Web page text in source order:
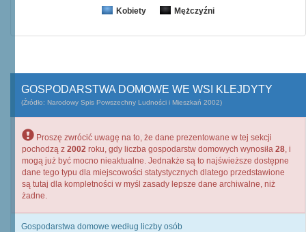
Kobiety Mężczyźni
GOSPODARSTWA DOMOWE WE WSI KLEJDYTY
(Źródło: Narodowy Spis Powszechny Ludności i Mieszkań 2002)
Proszę zwrócić uwagę na to, że dane prezentowane w tej sekcji
pochodzą z 2002 roku, gdy liczba gospodarstw domowych wynosiła 28, i
mogą już być mocno nieaktualne. Jednakże są to najświeższe dostępne
dane tego typu dla miejscowości statystycznych dlatego przedstawione
są tutaj dla kompletności w myśl zasady lepsze dane archiwalne, niż
żadne.
Gospodarstwa domowe według liczby osób